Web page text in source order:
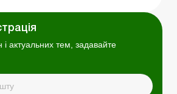
і актуальних тем, задавайте